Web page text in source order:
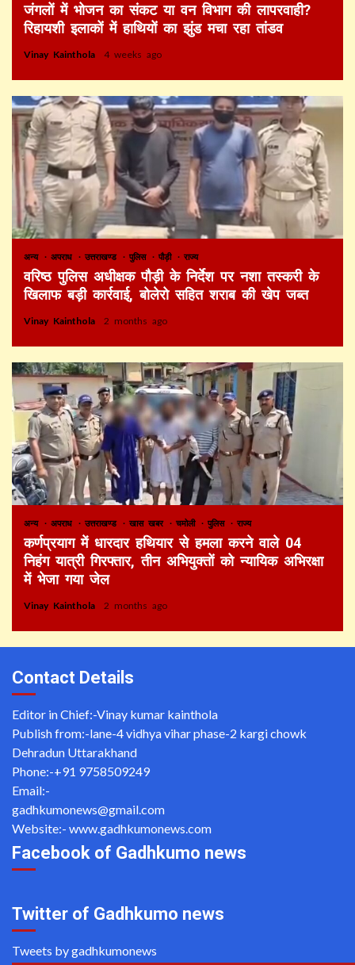
जंगलों में भोजन का संकट या वन विभाग की लापरवाही?
रिहायशी इलाकों में हाथियों का झुंड मचा रहा तांडव
Vinay Kainthola 4 weeks ago
अन्य अपराध उत्तराखण्ड पुलिस पौड़ी राज्य
वरिष्ठ पुलिस अधीक्षक पौड़ी के निर्देश पर नशा तस्करी के
खिलाफ बड़ी कार्रवाई, बोलेरो सहित शराब की खेप जब्त
Vinay Kainthola 2 months ago
अन्य अपराध उत्तराखण्ड खास खबर चमोली पुलिस राज्य
कर्णप्रयाग में धारदार हथियार से हमला करने वाले 04
निहंग यात्री गिरफ्तार, तीन अभियुक्तों को न्यायिक अभिरक्षा
में भेजा गया जेल
Vinay Kainthola 2 months ago
Contact Details
Editor in Chief:-Vinay kumar kainthola
Publish from:-lane-4 vidhya vihar phase-2 kargi chowk
Dehradun Uttarakhand
Phone:-+91 9758509249
Email:-
gadhkumonews@gmail.com
Website:- www.gadhkumonews.com
Facebook of Gadhkumo news
Twitter of Gadhkumo news
Tweets by gadhkumonews